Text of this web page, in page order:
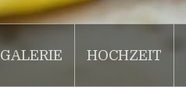
GALERIE HOCHZEIT